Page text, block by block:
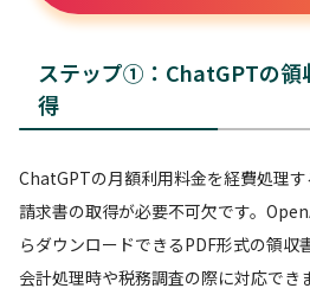
ステップ①：ChatGPTの領
得
ChatGPTの月額利用料金を経費処理
請求書の取得が必要不可欠です。
らダウンロードできるPDF形式の領収
会計処理時や税務調査の際に対応でき